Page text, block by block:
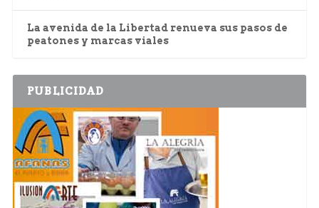
La avenida de la Libertad renueva sus pasos de
peatones y marcas viales
PUBLICIDAD